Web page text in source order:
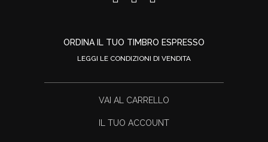
ORDINA IL TUO TIMBRO ESPRESSO
LEGGI LE CONDIZIONI DI VENDITA
VAI AL CARRELLO
IL TUO ACCOUNT